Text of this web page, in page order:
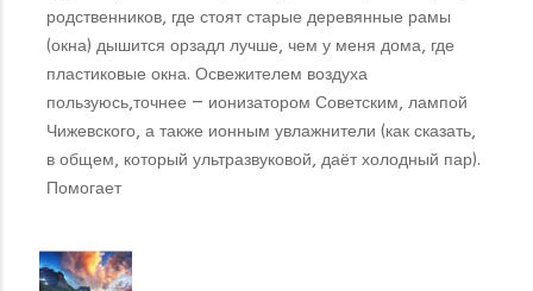
родственников, где стоят старые деревянные рамы
(окна) дышится орзадл лучше, чем у меня дома, где
пластиковые окна. Освежителем воздуха
пользуюсь,точнее — ионизатором Советским, лампой
Чижевского, а также ионным увлажнители (как сказать,
в общем, который ультразвуковой, даёт холодный пар).
Помогает